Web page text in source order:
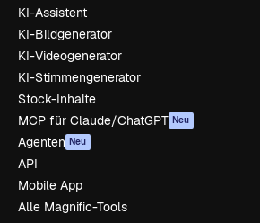
KI-Assistent
KI-Bildgenerator
KI-Videogenerator
KI-Stimmengenerator
Stock-Inhalte
MCP für Claude/ChatGPT Neu
Agenten Neu
API
Mobile App
Alle Magnific-Tools